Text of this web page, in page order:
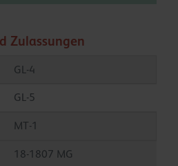
Zulassungen
GL-4
GL-5
MT-1
18-1807 MG